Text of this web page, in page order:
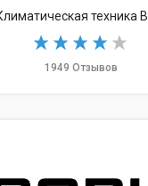
техника
1949 Отзывов